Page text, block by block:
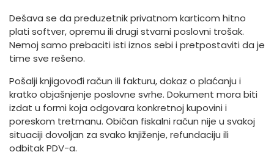
Dešava se da preduzetnik privatnom karticom hitno
plati softver, opremu ili drugi stvarni poslovni trošak.
Nemoj samo prebaciti isti iznos sebi i pretpostaviti da je
time sve rešeno.
Pošalji knjigovođi račun ili fakturu, dokaz o plaćanju i
kratko objašnjenje poslovne svrhe. Dokument mora biti
izdat u formi koja odgovara konkretnoj kupovini i
poreskom tretmanu. Običan fiskalni račun nije u svakoj
situaciji dovoljan za svako knjiženje, refundaciju ili
odbitak PDV-a.